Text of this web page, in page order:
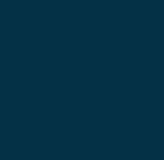
- odkrywaj i wypoczywaj...
- na weekend, wycieczkę,